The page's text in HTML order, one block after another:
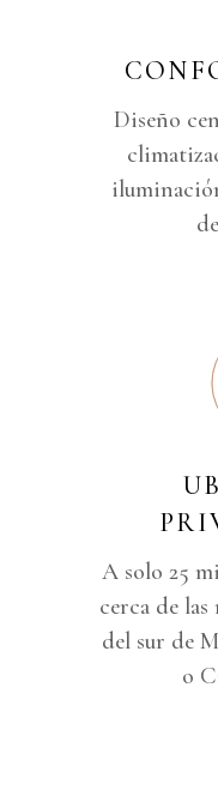
Diseño
A solo 25
cerca de las
del sur de
o